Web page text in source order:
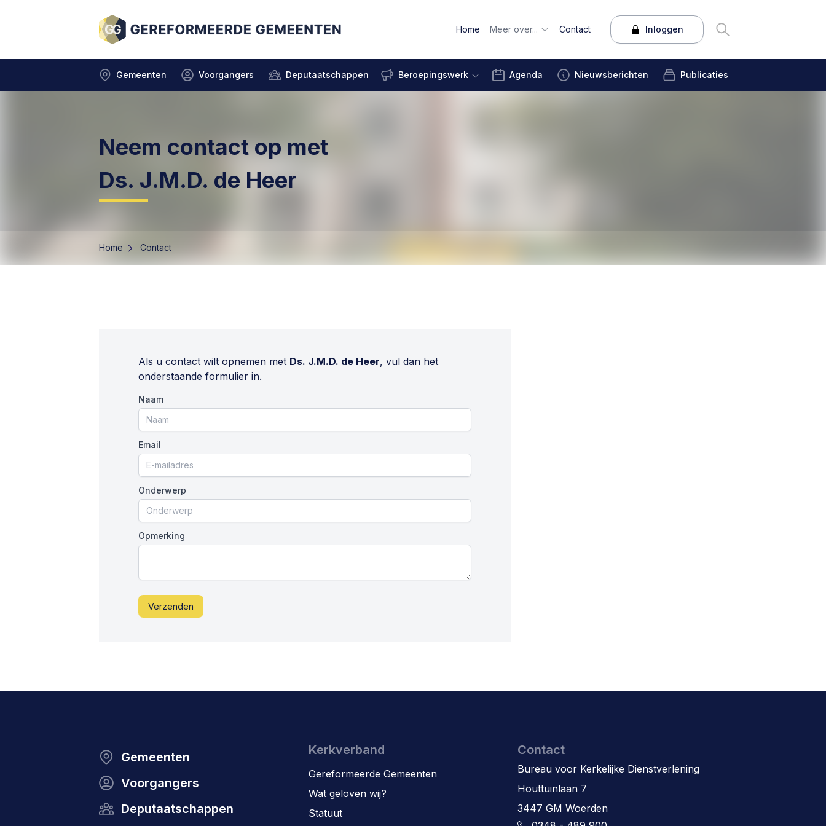
Home Meer over... Contact Inloggen
Gemeenten Voorgangers Deputaatschappen Beroepingswerk Agenda Nieuwsberichten Publicaties
Neem contact op met
Ds. J.M.D. de Heer
Home Contact
Als u contact wilt opnemen met Ds. J.M.D. de Heer, vul dan het
onderstaande formulier in.
Naam
Email
Onderwerp
Opmerking
Verzenden
Gemeenten
Voorgangers
Deputaatschappen
Kerkverband
Gereformeerde Gemeenten
Wat geloven wij?
Statuut
Contact
Bureau voor Kerkelijke Dienstverlening
Houttuinlaan 7
3447 GM Woerden